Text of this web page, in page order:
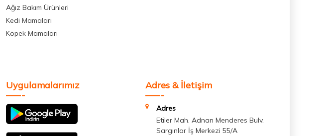
Ağız Bakım Ürünleri
Kedi Mamaları
Köpek Mamaları
Uygulamalarımız Adres & İletişim
Adres
Etiler Mah. Adnan Menderes Bulv.
Sargınlar İş Merkezi 55/A